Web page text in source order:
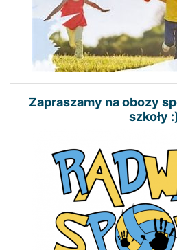
Zapraszamy na obozy
szkoły